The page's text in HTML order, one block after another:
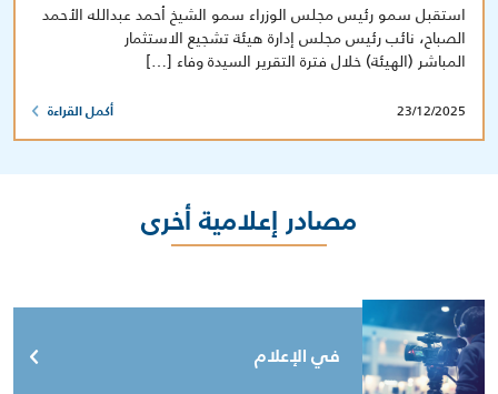
استقبل سمو رئيس مجلس الوزراء سمو الشيخ أحمد عبدالله الأحمد
الصباح، نائب رئيس مجلس إدارة هيئة تشجيع الاستثمار
المباشر (الهيئة) خلال فترة التقرير السيدة وفاء […]
23/12/2025 أكمل القراءة
مصادر إعلامية أخرى
في الإعلام